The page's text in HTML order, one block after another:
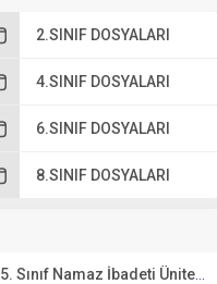
2.SINIF DOSYALARI
4.SINIF DOSYALARI
6.SINIF DOSYALARI
8.SINIF DOSYALARI
5. Sınıf Namaz İbadeti Ünite Testi – Online Çöz